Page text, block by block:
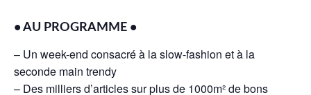
• AU PROGRAMME •
– Un week-end consacré à la slow-fashion et à la
seconde main trendy
– Des milliers d’articles sur plus de 1000m² de bons